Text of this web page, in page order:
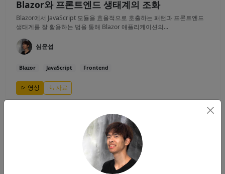
Blazor와 프론트엔드 생태계의 조화
Blazor에서 JavaScript 모듈을 효율적으로 호출하는 패턴과 프론트엔드
생태계를 잘 활용하는 법을 통해 Blazor 애플리케이션의...
심윤섭
Blazor JavaScript Frontend
영상 자료
게임 서버 개발을 위한 C# 네트워크 프로그래밍
실시간 통신을 하는 온라인 게임 서버를 개발하기를 원하는 분들을 대상